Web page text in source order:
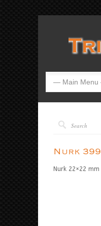
Nurk 399
Nurk 22×22 mm